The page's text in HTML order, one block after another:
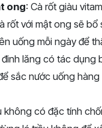
ong: Cà rốt giàu
rốt với mật ong sẽ
uống mỗi ngày để
đinh lăng có tác dụng
sắc nước uống
không có đặc tính